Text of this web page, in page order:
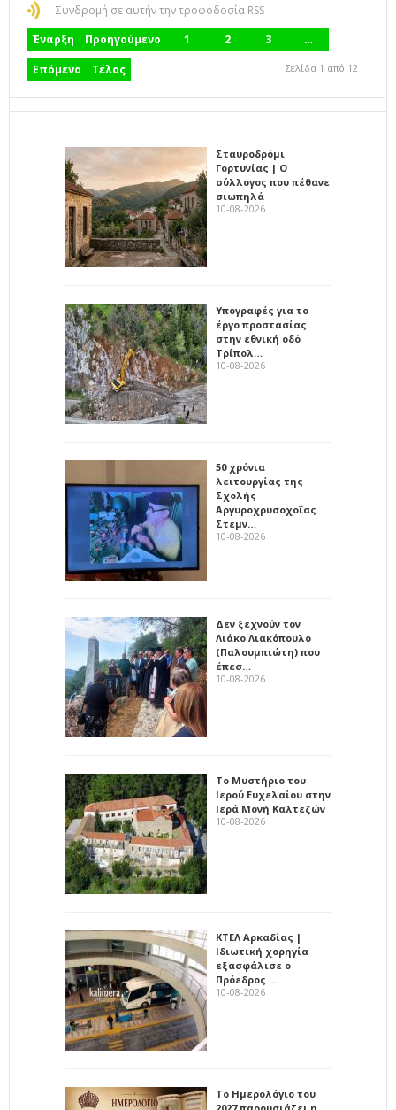
Συνδρομή σε αυτήν την τροφοδοσία RSS
Έναρξη
Προηγούμενο 1 2 3
…
Επόμενο
Τέλος Σελίδα 1 από 12
Σταυροδρόμι
Γορτυνίας | Ο
σύλλογος που πέθανε
σιωπηλά
10-08-2026
Υπογραφές για το
έργο προστασίας
στην εθνική οδό
Τρίπολ…
10-08-2026
50 χρόνια
λειτουργίας της
Σχολής
Αργυροχρυσοχοΐας
Στεμν…
10-08-2026
Δεν ξεχνούν τον
Λιάκο Λιακόπουλο
(Παλουμπιώτη) που
έπεσ…
10-08-2026
Το Μυστήριο του
Ιερού Ευχελαίου στην
Ιερά Μονή Καλτεζών
10-08-2026
ΚΤΕΛ Αρκαδίας |
Ιδιωτική χορηγία
εξασφάλισε ο
Πρόεδρος …
10-08-2026
Το Ημερολόγιο του